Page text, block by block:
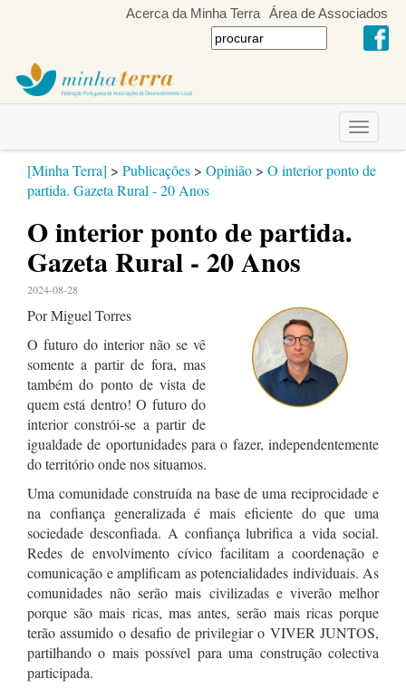
Acerca da Minha Terra Área de Associados
Toggle
[Minha Terra] > Publicações > Opinião > O interior ponto de
partida. Gazeta Rural - 20 Anos
O interior ponto de partida.
Gazeta Rural - 20 Anos
2024-08-28
Por Miguel Torres
O futuro do interior não se vê
somente a partir de fora, mas
também do ponto de vista de
quem está dentro! O futuro do
interior constrói-se a partir de
igualdade de oportunidades para o fazer, independentemente
do território onde nos situamos.
Uma comunidade construída na base de uma reciprocidade e
na confiança generalizada é mais eficiente do que uma
sociedade desconfiada. A confiança lubrifica a vida social.
Redes de envolvimento cívico facilitam a coordenação e
comunicação e amplificam as potencialidades individuais. As
comunidades não serão mais civilizadas e viverão melhor
porque são mais ricas, mas antes, serão mais ricas porque
terão assumido o desafio de privilegiar o VIVER JUNTOS,
partilhando o mais possível para uma construção colectiva
participada.